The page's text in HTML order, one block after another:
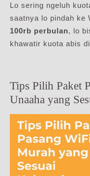
Lo sering ngeluh
saatnya lo pindah ke
100rb perbulan, lo
khawatir kuota abis
Tips Pilih Paket
Unaaha yang